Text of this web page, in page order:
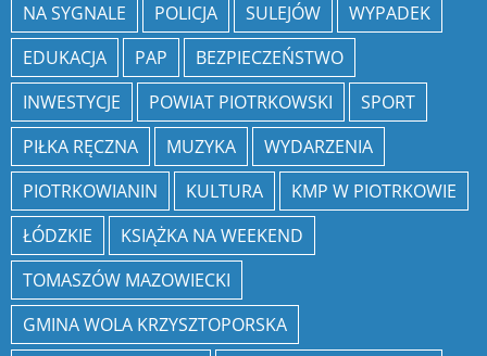
NA SYGNALE
POLICJA SULEJÓW
WYPADEK
EDUKACJA
PAP
BEZPIECZEŃSTWO
INWESTYCJE
POWIAT PIOTRKOWSKI
SPORT
PIŁKA RĘCZNA
MUZYKA
WYDARZENIA
PIOTRKOWIANIN
KULTURA
KMP W PIOTRKOWIE
ŁÓDZKIE
KSIĄŻKA NA WEEKEND
TOMASZÓW MAZOWIECKI
GMINA WOLA KRZYSZTOPORSKA